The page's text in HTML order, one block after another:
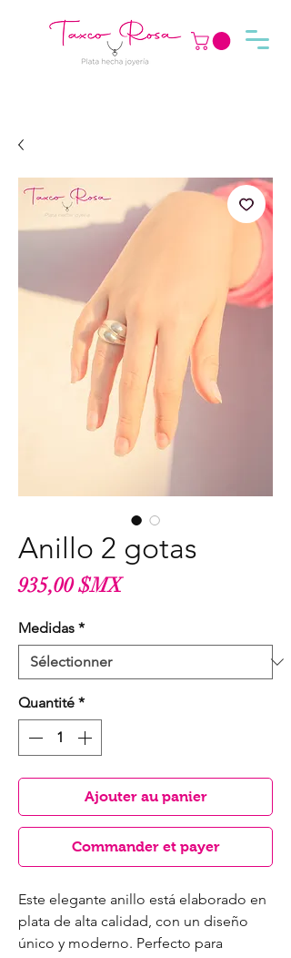
Anillo 2 gotas
935,00 $MXPrix
Medidas *
Quantité *
Ajouter au panier
Commander et payer
Este elegante anillo está elaborado en
plata de alta calidad, con un diseño
único y moderno. Perfecto para